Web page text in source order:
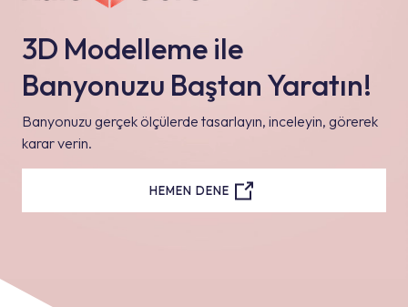
3D Modelleme ile
Banyonuzu Baştan Yaratın!
Banyonuzu gerçek ölçülerde tasarlayın, inceleyin, görerek
karar verin.
HEMEN DENE